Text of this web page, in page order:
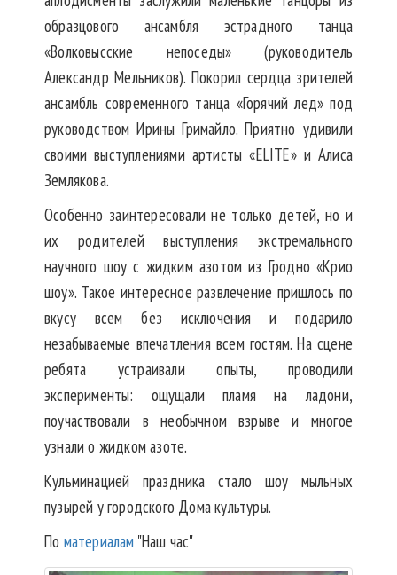
образцового ансамбля эстрадного танца
«Волковысские непоседы» (руководитель
Александр Мельников). Покорил сердца зрителей
ансамбль современного танца «Горячий лед» под
руководством Ирины Гримайло. Приятно удивили
своими выступлениями артисты «ELITE» и Алиса
Землякова.
Особенно заинтересовали не только детей, но и
их родителей выступления экстремального
научного шоу с жидким азотом из Гродно «Крио
шоу». Такое интересное развлечение пришлось по
вкусу всем без исключения и подарило
незабываемые впечатления всем гостям. На сцене
ребята устраивали опыты, проводили
эксперименты: ощущали пламя на ладони,
поучаствовали в необычном взрыве и многое
узнали о жидком азоте.
Кульминацией праздника стало шоу мыльных
пузырей у городского Дома культуры.
По материалам "Наш час"